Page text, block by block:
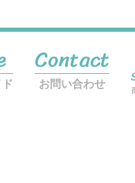
Contact
お問い合わせ